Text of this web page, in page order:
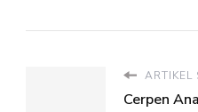
ARTIKEL
Cerpen